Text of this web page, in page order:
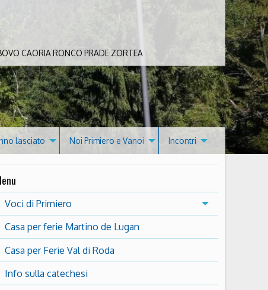
CAORIA RONCO PRADE ZORTEA
lasciato Noi Primiero e Vanoi Incontri
Voci di Primiero
Casa per ferie Martino de Lugan
Casa per Ferie Val di Roda
Info sulla catechesi